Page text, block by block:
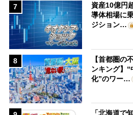
7
資産10億円
導体相場に
ジション…
8
【首都圏の
ンキング】
化”のワー…
「北海道で